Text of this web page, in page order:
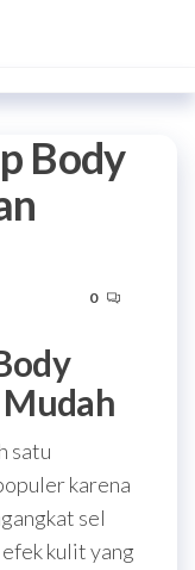
Body
0
satu
karena
sel
kulit yang